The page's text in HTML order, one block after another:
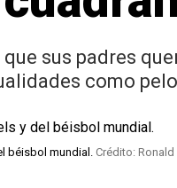
que sus padres
como
béisbol mundial. Crédito: